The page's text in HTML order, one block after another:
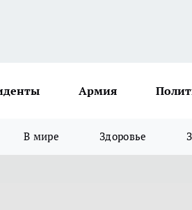
Армия
В мире Здоровье